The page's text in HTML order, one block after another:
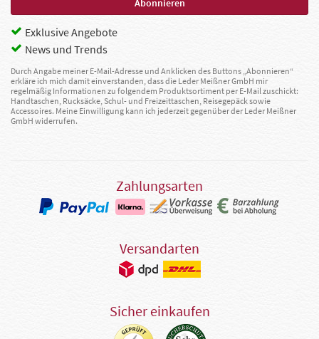
Exklusive Angebote
News und Trends
Durch Angabe meiner E-Mail-Adresse und Anklicken des Buttons „Abonnieren“
erkläre ich mich damit einverstanden, dass die Leder Meißner GmbH mir
regelmäßig Informationen zu folgendem Produktsortiment per E-Mail zuschickt:
Handtaschen, Rucksäcke, Schul- und Freizeittaschen, Reisegepäck sowie
Accessoires. Meine Einwilligung kann ich jederzeit gegenüber der Leder Meißner
GmbH widerrufen.
Zahlungsarten
Versandarten
Sicher einkaufen